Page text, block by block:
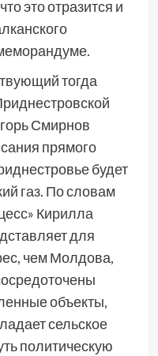
это отразится и
тогда
Смирнов
прямого
будет
газ. По словам
Кирилла
для
чем Молдова,
объекты,
сельское
политическую